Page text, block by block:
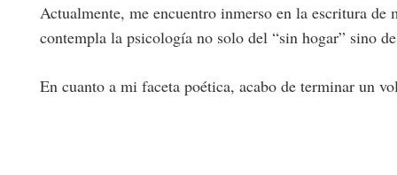
Actualmente, me encuentro inmerso en la escritura
contempla la psicología no solo del “sin hogar” sino
En cuanto a mi faceta poética, acabo de terminar un